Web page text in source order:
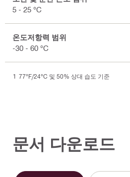
5 - 25 °C
온도저항력 범위
-30 - 60 °C
77°F/24°C 및 50% 상대 습도 기준
문서 다운로드